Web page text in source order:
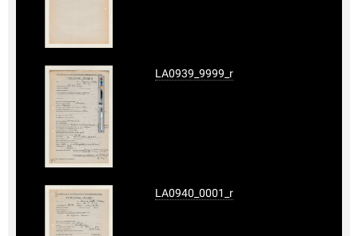
LA0939_9999_r
LA0940_0001_r